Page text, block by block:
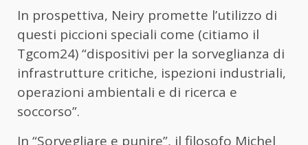
In prospettiva, Neiry promette l’utilizzo di
questi piccioni speciali come (citiamo il
Tgcom24) “dispositivi per la sorveglianza di
infrastrutture critiche, ispezioni industriali,
operazioni ambientali e di ricerca e
soccorso”.
In “Sorvegliare e punire”, il filosofo Michel